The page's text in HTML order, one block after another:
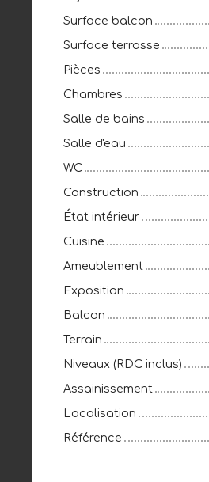
Surface balcon
Surface terrasse
Pièces
Chambres
Salle de bains
Salle d'eau
WC
Construction
État intérieur
Cuisine
Ameublement
Exposition
Balcon
Terrain
Niveaux (RDC inclus)
Assainissement
Localisation
Référence